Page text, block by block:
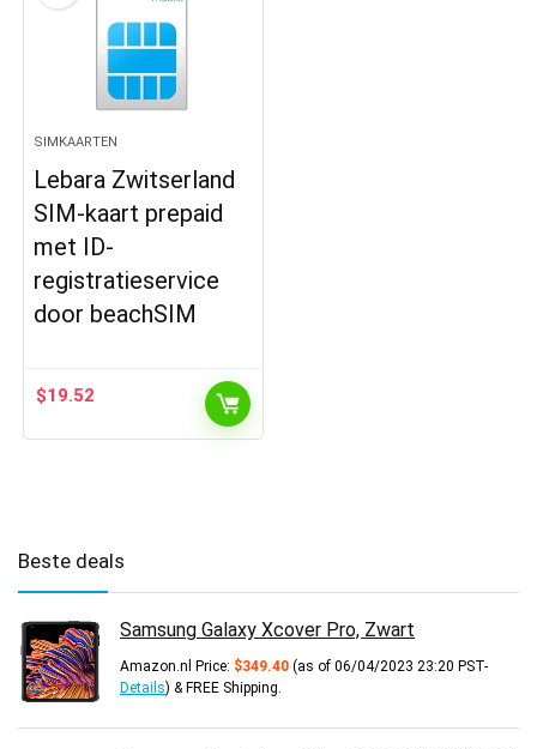
SIMKAARTEN
Lebara Zwitserland
SIM-kaart prepaid
met ID-
registratieservice
door beachSIM
$19.52
Beste deals
Samsung Galaxy Xcover Pro, Zwart
Amazon.nl Price: $349.40 (as of 06/04/2023 23:20 PST-
Details) & FREE Shipping